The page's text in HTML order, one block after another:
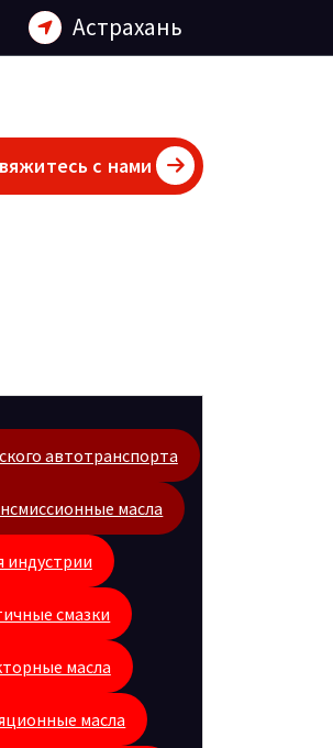
Астрахань
с нами
автотранспорта
масла
индустрии
смазки
масла
масла